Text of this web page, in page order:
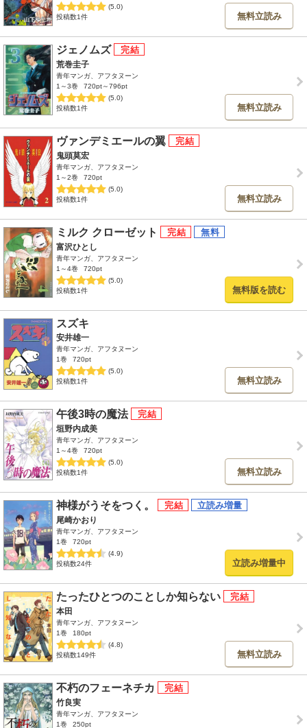
(5.0)
投稿数1件
無料立読み
ジェノムズ
荒巻圭子
青年マンガ、アフタヌーン
1～3巻
720pt～796pt
(5.0)
投稿数1件
無料立読み
ヴァンデミエールの翼
鬼頭莫宏
青年マンガ、アフタヌーン
1～2巻
720pt
(5.0)
投稿数1件
無料立読み
ミルク クローゼット
富沢ひとし
青年マンガ、アフタヌーン
1～4巻
720pt
(5.0)
投稿数1件
無料版を読む
スズキ
安井雄一
青年マンガ、アフタヌーン
1巻
720pt
(5.0)
投稿数1件
無料立読み
午後3時の魔法
垣野内成美
青年マンガ、アフタヌーン
1～4巻
720pt
(5.0)
投稿数1件
無料立読み
神様がうそをつく。
尾崎かおり
青年マンガ、アフタヌーン
1巻
720pt
(4.9)
投稿数24件
立読み増量中
たったひとつのことしか知らない
本田
青年マンガ、アフタヌーン
1巻
180pt
(4.8)
投稿数149件
無料立読み
不朽のフェーネチカ
竹良実
青年マンガ、アフタヌーン
1巻
250pt